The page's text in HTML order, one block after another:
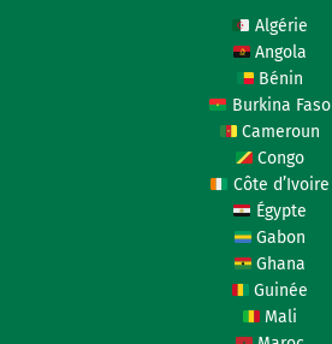
Algérie
Angola
Bénin
Burkina Faso
Cameroun
Congo
Côte d’Ivoire
Égypte
Gabon
Ghana
Guinée
Mali